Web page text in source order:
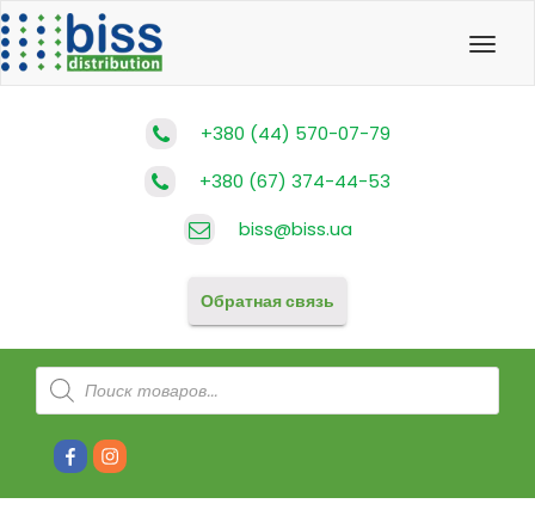
+380 (44) 570-07-79
+380 (67) 374-44-53
biss@biss.ua
Обратная связь
Поиск
товаров
#80 #81